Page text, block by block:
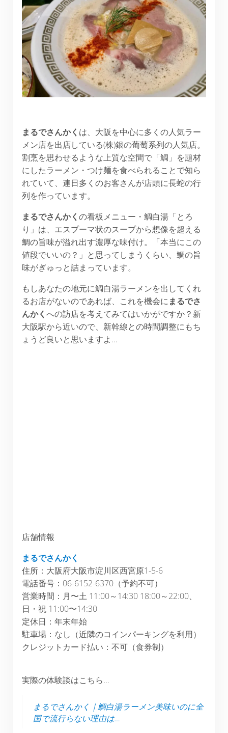
まるでさんかく は、大阪を中心に多くの人気ラー
メン店を出店している(株)銀の葡萄系列の人気店。
割烹を思わせるような上質な空間で「鯛」を題材
にしたラーメン・つけ麺を食べられることで知ら
れていて、連日多くのお客さんが店頭に長蛇の行
列を作っています。
まるでさんかく の看板メニュー・鯛白湯「とろ
り」は、エスプーマ状のスープから想像を超える
鯛の旨味が溢れ出す濃厚な味付け。「本当にこの
値段でいいの？」と思ってしまうくらい、鯛の旨
味がぎゅっと詰まっています。
もしあなたの地元に鯛白湯ラーメンを出してくれ
るお店がないのであれば、これを機会にまるでさ
んかく への訪店を考えてみてはいかがですか？新
大阪駅から近いので、新幹線との時間調整にもち
ょうど良いと思いますよ…
店舗情報
まるでさんかく
住所：大阪府大阪市淀川区西宮原1-5-6
電話番号：06-6152-6370（予約不可）
営業時間：月〜土 11:00～14:30 18:00～22:00、
日・祝 11:00〜14:30
定休日：年末年始
駐車場：なし（近隣のコインパーキングを利用）
クレジットカード払い：不可（食券制）
実際の体験談はこちら…
まるでさんかく｜鯛白湯ラーメン美味いのに全
国で流行らない理由は…